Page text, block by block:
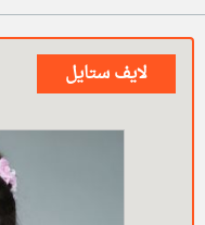
لايف ستايل